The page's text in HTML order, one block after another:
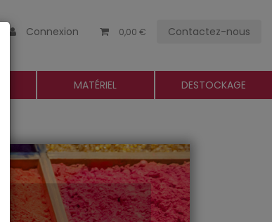
Connexion 0,00 € Contactez-nous
MATÉRIEL DESTOCKAGE